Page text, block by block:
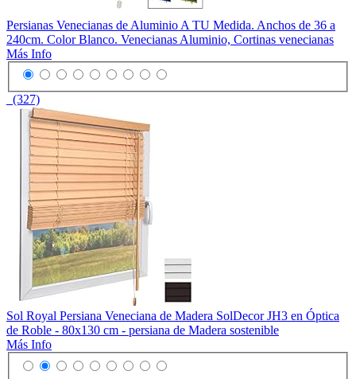
Persianas Venecianas de Aluminio A TU Medida. Anchos de 36 a
240cm. Color Blanco. Venecianas Aluminio, Cortinas venecianas
Más Info
(327)
Sol Royal Persiana Veneciana de Madera SolDecor JH3 en Óptica
de Roble - 80x130 cm - persiana de Madera sostenible
Más Info